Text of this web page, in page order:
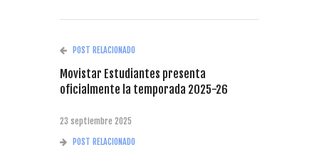
POST RELACIONADO
Movistar Estudiantes presenta
oficialmente la temporada 2025-26
23 septiembre 2025
POST RELACIONADO